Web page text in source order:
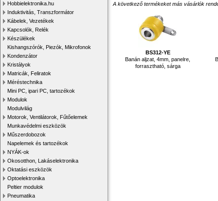
Hobbielektronika.hu
Induktivitás, Transzformátor
Kábelek, Vezetékek
Kapcsolók, Relék
Készülékek
Kishangszórók, Piezók, Mikrofonok
Kondenzátor
Kristályok
Matricák, Feliratok
Méréstechnika
Mini PC, ipari PC, tartozékok
Modulok
Modulvilág
Motorok, Ventilátorok, Fűtőelemek
Munkavédelmi eszközök
Műszerdobozok
Napelemek és tartozékok
NYÁK-ok
Okosotthon, Lakáselektronika
Oktatási eszközök
Optoelektronika
Peltier modulok
Pneumatika
A következő termékeket más vásárlók
BS312-YE
Banán aljzat, 4mm, panelre,
forrasztható, sárga